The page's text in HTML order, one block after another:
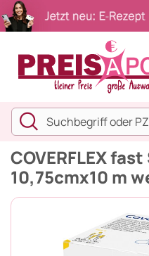
COVERFLEX
10,75cmx10 m